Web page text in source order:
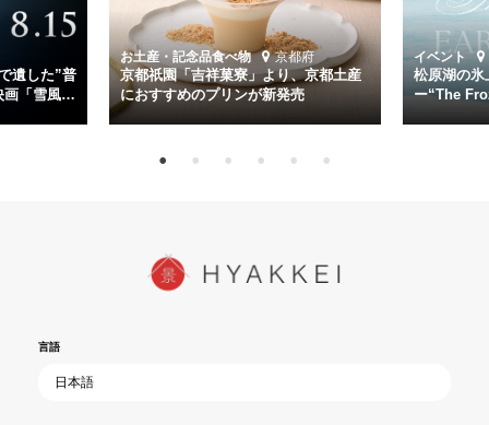
時代が再び、分断と暴力に揺れる現代。本作は「同じ過ちを繰り返す
道を歩んではいないか」と、彼らが命をかけて守りたいと願っ
た”今”を生きる私達に問いかける。戦後80年、戦争の記憶が薄れゆく
今だからこそ、尊い平和の価値を未来に繋ぐ作品『雪風 YUKIKAZE』
を多くの方にご覧いただきたい。
遺した”普
画「雪風
お土産・記念品食べ物 京都府
京都祇園「吉祥菓寮」より、京都土産
におすすめのプリンが新発売
イベント
松原湖の氷
ー“The
言語